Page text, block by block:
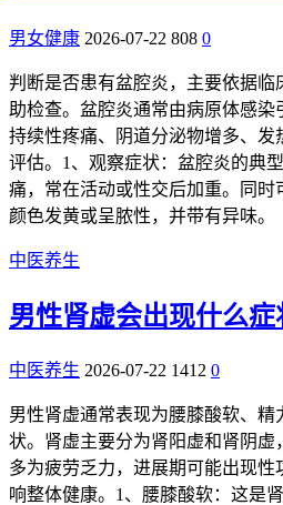
男女健康 2026-07-22 808 0
判断是否患有盆腔炎，主要依据
助检查。盆腔炎通常由病原体感
持续性疼痛、阴道分泌物增多、发
评估。1、观察症状：盆腔炎的典
痛，常在活动或性交后加重。同时
颜色发黄或呈脓性，并带有异味。
中医养生
男性肾虚会出现什么症
中医养生 2026-07-22 1412 0
男性肾虚通常表现为腰膝酸软、
状。肾虚主要分为肾阳虚和肾阴虚
多为疲劳乏力，进展期可能出现
响整体健康。1、腰膝酸软：这是